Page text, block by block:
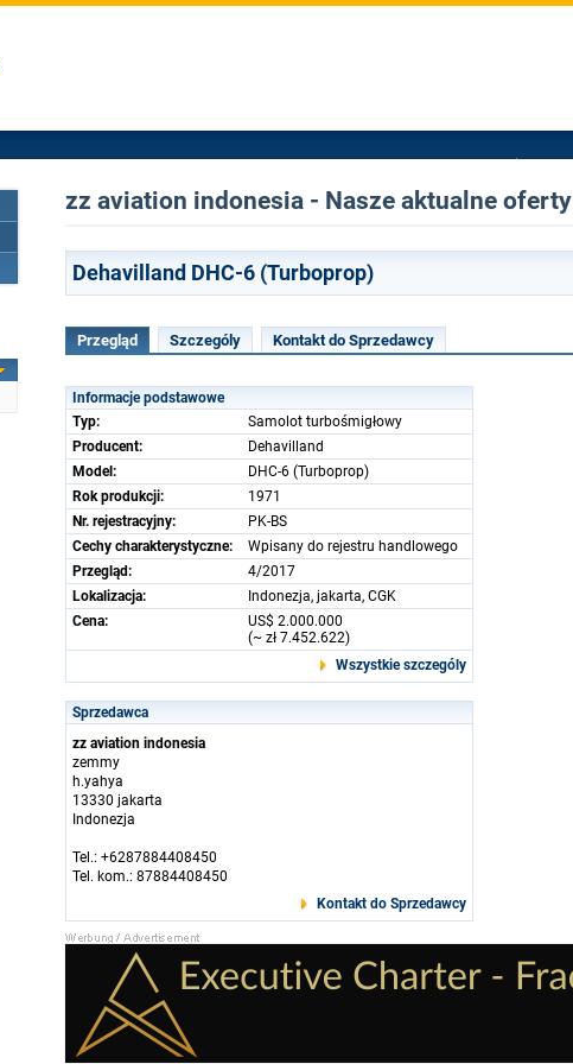
zz aviation indonesia - Nasze aktualne oferty
Dehavilland DHC-6 (Turboprop)
Przegląd Szczególy Kontakt do Sprzedawcy
Informacje podstawowe
Typ:
Samolot turbośmigłowy
Producent:
Dehavilland
Model:
DHC-6 (Turboprop)
Rok produkcji:
1971
Nr. rejestracyjny:
PK-BS
Cechy charakterystyczne:
Wpisany do rejestru handlowego
Przegląd:
4/2017
Lokalizacja:
Indonezja, jakarta, CGK
Cena:
US$ 2.000.000
(~ zł 7.452.622)
Wszystkie szczególy
Sprzedawca
zz aviation indonesia
zemmy
h.yahya
13330 jakarta
Indonezja
Tel.: +6287884408450
Tel. kom.: 87884408450
Kontakt do Sprzedawcy